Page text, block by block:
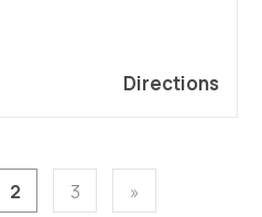
Directions
2 3 »